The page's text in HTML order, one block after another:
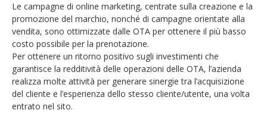
Le campagne di online marketing, centrate sulla creazione e la
promozione del marchio, nonché di campagne orientate alla
vendita, sono ottimizzate dalle OTA per ottenere il più basso
costo possibile per la prenotazione.
Per ottenere un ritorno positivo sugli investimenti che
garantisce la redditività delle operazioni delle OTA, l’azienda
realizza molte attività per generare sinergie tra l’acquisizione
del cliente e l’esperienza dello stesso cliente/utente, una volta
entrato nel sito.